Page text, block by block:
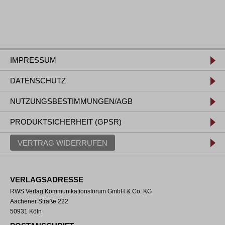
IMPRESSUM
DATENSCHUTZ
NUTZUNGSBESTIMMUNGEN/AGB
PRODUKTSICHERHEIT (GPSR)
VERTRAG WIDERRUFEN
VERLAGSADRESSE
RWS Verlag Kommunikationsforum GmbH & Co. KG
Aachener Straße 222
50931 Köln